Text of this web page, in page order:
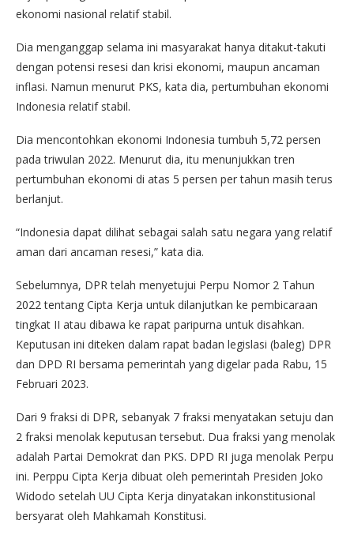
ekonomi nasional relatif stabil.
Dia menganggap selama ini masyarakat hanya ditakut-takuti
dengan potensi resesi dan krisi ekonomi, maupun ancaman
inflasi. Namun menurut PKS, kata dia, pertumbuhan ekonomi
Indonesia relatif stabil.
Dia mencontohkan ekonomi Indonesia tumbuh 5,72 persen
pada triwulan 2022. Menurut dia, itu menunjukkan tren
pertumbuhan ekonomi di atas 5 persen per tahun masih terus
berlanjut.
“Indonesia dapat dilihat sebagai salah satu negara yang relatif
aman dari ancaman resesi,” kata dia.
Sebelumnya, DPR telah menyetujui Perpu Nomor 2 Tahun
2022 tentang Cipta Kerja untuk dilanjutkan ke pembicaraan
tingkat II atau dibawa ke rapat paripurna untuk disahkan.
Keputusan ini diteken dalam rapat badan legislasi (baleg) DPR
dan DPD RI bersama pemerintah yang digelar pada Rabu, 15
Februari 2023.
Dari 9 fraksi di DPR, sebanyak 7 fraksi menyatakan setuju dan
2 fraksi menolak keputusan tersebut. Dua fraksi yang menolak
adalah Partai Demokrat dan PKS. DPD RI juga menolak Perpu
ini. Perppu Cipta Kerja dibuat oleh pemerintah Presiden Joko
Widodo setelah UU Cipta Kerja dinyatakan inkonstitusional
bersyarat oleh Mahkamah Konstitusi.